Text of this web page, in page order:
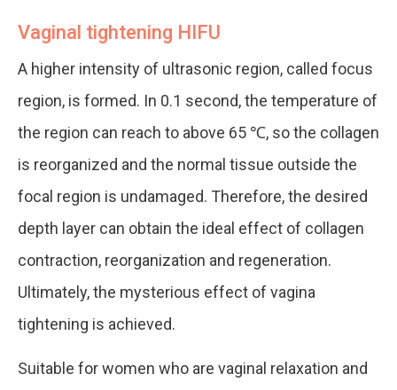
Vaginal tightening HIFU
A higher intensity of ultrasonic region, called focus
region, is formed. In 0.1 second, the temperature of
the region can reach to above 65 ℃, so the collagen
is reorganized and the normal tissue outside the
focal region is undamaged. Therefore, the desired
depth layer can obtain the ideal effect of collagen
contraction, reorganization and regeneration.
Ultimately, the mysterious effect of vagina
tightening is achieved.
Suitable for women who are vaginal relaxation and